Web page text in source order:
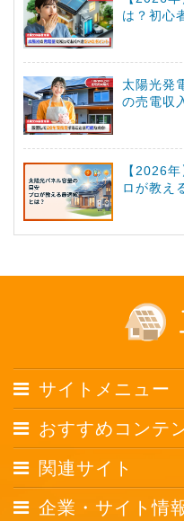
は？初心
太陽光発
の売電収
【2026
ロが教え
サイトメニュー
おすすめコンテ
関連サイト
企業・サイト情